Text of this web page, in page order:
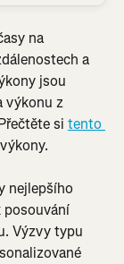
na
a
jsou
výkonu z
si tento
nejlepšího
Výzvy typu